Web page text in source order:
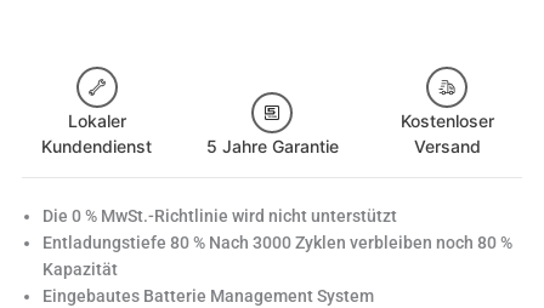
Lokaler
Kundendienst
5 Jahre Garantie
Kostenloser
Versand
Die 0 % MwSt.-Richtlinie wird nicht unterstützt
Entladungstiefe 80 % Nach 3000 Zyklen verbleiben noch 80 %
Kapazität
Eingebautes Batterie Management System